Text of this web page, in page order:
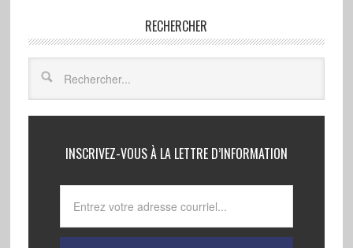
RECHERCHER
INSCRIVEZ-VOUS À LA LETTRE D’INFORMATION